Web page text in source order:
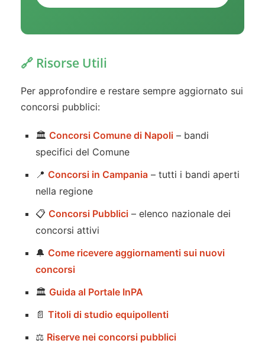
🔗 Risorse Utili
Per approfondire e restare sempre aggiornato sui
concorsi pubblici:
🏛️ Concorsi Comune di Napoli – bandi
specifici del Comune
📍 Concorsi in Campania – tutti i bandi aperti
nella regione
📋 Concorsi Pubblici – elenco nazionale dei
concorsi attivi
🔔 Come ricevere aggiornamenti sui nuovi
concorsi
🏛️ Guida al Portale InPA
📄 Titoli di studio equipollenti
⚖️ Riserve nei concorsi pubblici